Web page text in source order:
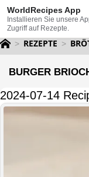
WorldRecipes App
Installieren Sie unsere
Zugriff auf Rezepte.
REZEPTE
BURGER
2024-07-14